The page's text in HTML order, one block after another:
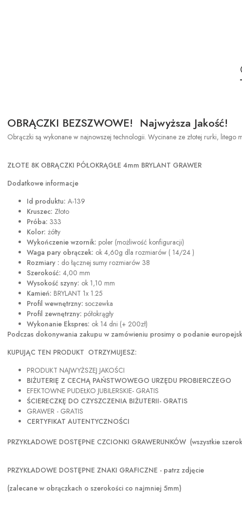
OBRĄCZKI BEZSZWOWE! Najwyższa Jakość!
Obrączki są wykonane w najnowszej technologii. Wycinane ze złotej rurki, litego
ZŁOTE 8K OBRĄCZKI PÓŁOKRĄGŁE 4mm BRYLANT GRAWER
Dodatkowe informacje
Id produktu: A-139
Kruszec: Złoto
Próba: 333
Kolor: żółty
Wykończenie wzornik: poler (możliwość konfiguracji)
Waga pary obrączek: ok 4,60g dla rozmiarów ( 14/24 )
Rozmiary : do łącznej sumy rozmiarów 38
Szerokość: 4,00 mm
Wysokość szyny: ok 1,10 mm
Kamień: BRYLANT 1x 1.25
Profil wewnętrzny: soczewka
Profil zewnętrzny: półokrągły
Wykonanie Ekspres: ok 14 dni (+ 200zł)
Podczas dokonywania zakupu w zamówieniu prosimy o podanie
KUPUJĄC TEN PRODUKT OTRZYMUJESZ:
PRODUKT NAJWYŻSZEJ JAKOŚCI
BIŻUTERIĘ Z CECHĄ PAŃSTWOWEGO URZĘDU PROBIERCZEGO
EFEKTOWNE PUDEŁKO JUBILERSKIE- GRATIS
ŚCIERECZKĘ DO CZYSZCZENIA BIŻUTERII- GRATIS
GRAWER - GRATIS
CERTYFIKAT AUTENTYCZNOŚCI
PRZYKŁADOWE DOSTĘPNE CZCIONKI GRAWERUNKÓW (wszystkie
PRZYKŁADOWE DOSTĘPNE ZNAKI GRAFICZNE - patrz zdjęcie
(zalecane w obrączkach o szerokości co najmniej 5mm)